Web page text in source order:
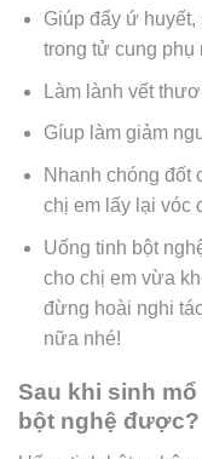
Giúp đẩy ứ
trong tử cung phụ
Làm lành vết
Gíup làm giảm
Nhanh chóng đốt
chị em lấy lại vóc
Uống tinh bột
cho chị em vừa
đừng hoài nghi
nữa nhé!
Sau khi sinh
bột nghệ được?